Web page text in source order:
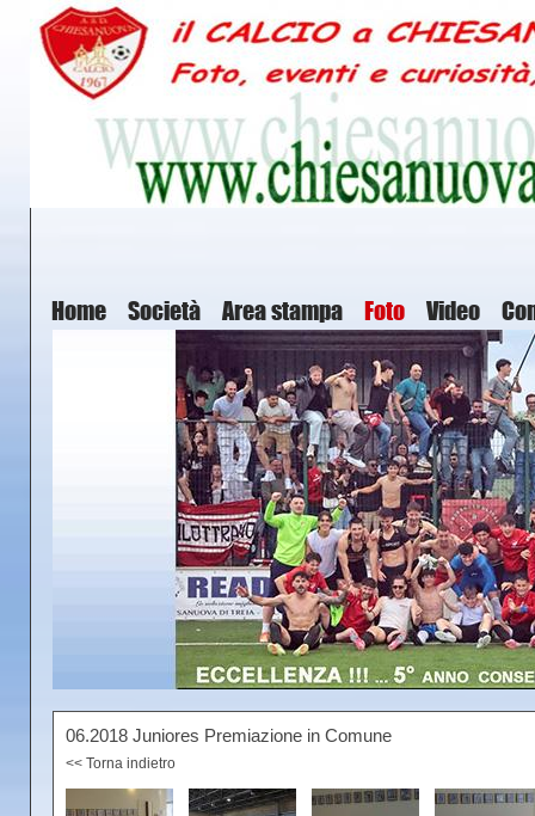
Home Società Area stampa Foto Video
06.2018 Juniores Premiazione in Comune
<< Torna indietro